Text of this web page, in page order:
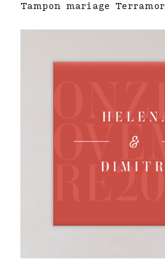
Tampon mariage Terramor